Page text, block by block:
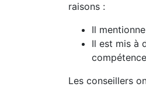
raisons :
Il
Il est mis à
Les conseillers